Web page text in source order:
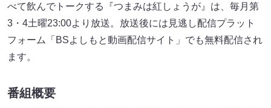
べて飲んでトークする『つまみは紅しょうが』は、毎月第
3・4土曜23:00より放送。放送後には見逃し配信プラット
フォーム「BSよしもと動画配信サイト」でも無料配信され
ます。
番組概要